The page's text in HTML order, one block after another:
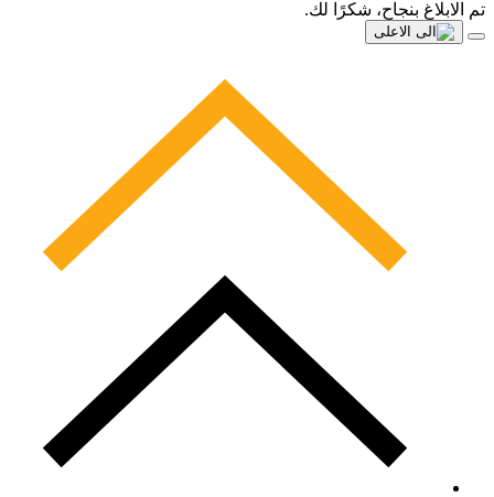
تم الابلاغ بنجاح، شكرًا لك.